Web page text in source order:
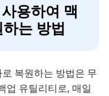
용하여 맥
는 방법
복원하는 방법은 무
업 유틸리티로, 매일